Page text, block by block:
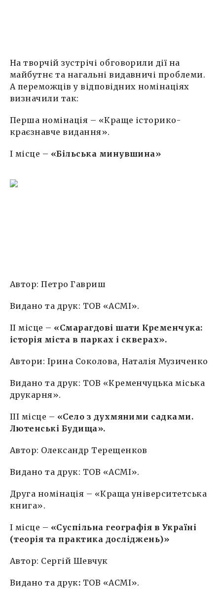
На творчій зустрічі обговорили дії на
майбутнє та нагальні видавничі проблеми.
А переможців у відповідних номінаціях
визначили так:
Перша номінація – «Краще історико-
краєзнавче видання».
I місце – «Більська минувшина»
Автор: Петро Гавриш
Видано та друк: ТОВ «АСМІ».
II місце – «Смарагдові шати Кременчука:
історія міста в парках і скверах».
Автори: Ірина Соколова, Наталія Музиченко
Видано та друк: ТОВ «Кременчуцька міська
друкарня».
IІI місце – «Село з духмяними садками.
Лютенські Будища».
Автор: Олександр Терещенков
Видано та друк: ТОВ «АСМІ».
Друга номінація – «Краща університетська
книга».
I місце – «Суспільна географія в Україні
(теорія та практика досліджень)»
Автор: Сергій Шевчук
Видано та друк: ТОВ «АСМІ».